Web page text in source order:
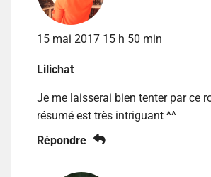
15 mai 2017 15 h 50 min
Lilichat
Je me laisserai bien tenter par ce
résumé est très intriguant ^^
Répondre